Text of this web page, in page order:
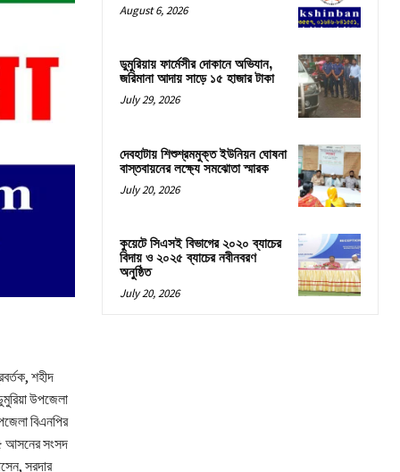
শহীদ
উপজেলা
বিএনপির
আসনের সংসদ
সরদার
August 6, 2026
ডুমুরিয়ায় ফার্মেসীর দোকানে অভিযান,
জরিমানা আদায় সাড়ে ১৫ হাজার টাকা
July 29, 2026
দেবহাটায় শিশুশ্রমমুক্ত ইউনিয়ন ঘোষনা
বাস্তবায়নের লক্ষ্যে সমঝোতা স্মারক
July 20, 2026
কুয়েটে সিএসই বিভাগের ২০২০ ব্যাচের
বিদায় ও ২০২৫ ব্যাচের নবীনবরণ
অনুষ্ঠিত
July 20, 2026